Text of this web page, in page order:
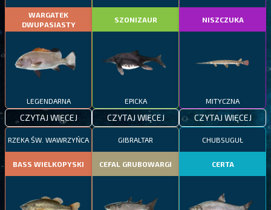
WARGATEK
DWUPASIASTY
LEGENDARNA
CZYTAJ WIĘCEJ
SZONIZAUR
EPICKA
CZYTAJ WIĘCEJ
NISZCZUKA
MITYCZNA
CZYTAJ WIĘCEJ
RZEKA ŚW. WAWRZYŃCA
BASS WIELKOPYSKI
GIBRALTAR
CEFAL GRUBOWARGI
CHUBSUGUŁ
CERTA